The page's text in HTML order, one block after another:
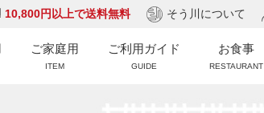
10,800円以上で送料無料 そう川について
ご家庭用
ITEM
ご利用ガイド
GUIDE
お食事
RESTAURANT